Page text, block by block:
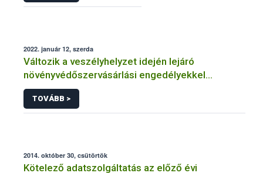
2022. január 12, szerda
Változik a veszélyhelyzet idején lejáró
növényvédőszervásárlási engedélyekkel
kapcsolatos szabályozás
TOVÁBB >
2014. október 30, csütörtök
Kötelező adatszolgáltatás az előző évi